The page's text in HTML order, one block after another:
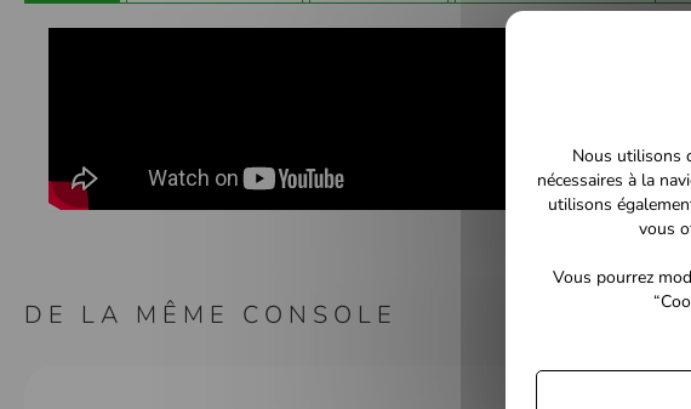
Galerie
DE LA MÊME CONSOLE
Nous utilisons
nécessaires à la
utilisons
vous
Vous pourrez